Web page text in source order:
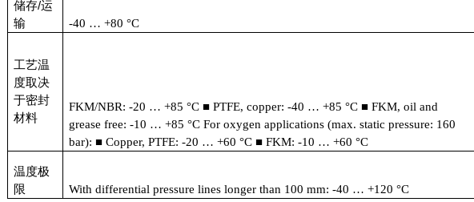
储存/运
输
-40 … +80 °C
工艺温
度取决
于密封
材料
FKM/NBR: -20 … +85 °C ■PTFE, copper: -40 … +85 °C ■FKM, oil and
grease free: -10 … +85 °C For oxygen applications (max. static pressure: 160
bar): ■Copper, PTFE: -20 … +60 °C ■FKM: -10 … +60 °C
温度极
限
With differential pressure lines longer than 100 mm: -40 … +120 °C